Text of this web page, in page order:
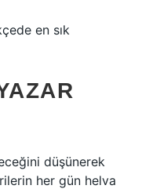
en sık
düşünerek
her gün helva